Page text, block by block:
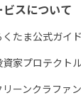
ビスについて
たま公式ガイ
家プロテクト
ーンクラファ